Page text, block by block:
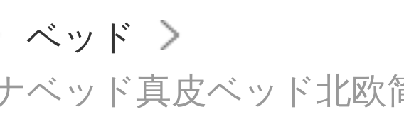
ベッド
ベッド真皮ベッド北欧